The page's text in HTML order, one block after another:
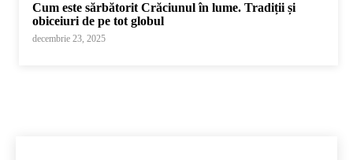
Cum este sărbătorit Crăciunul în lume. Tradiții și
obiceiuri de pe tot globul
decembrie 23, 2025